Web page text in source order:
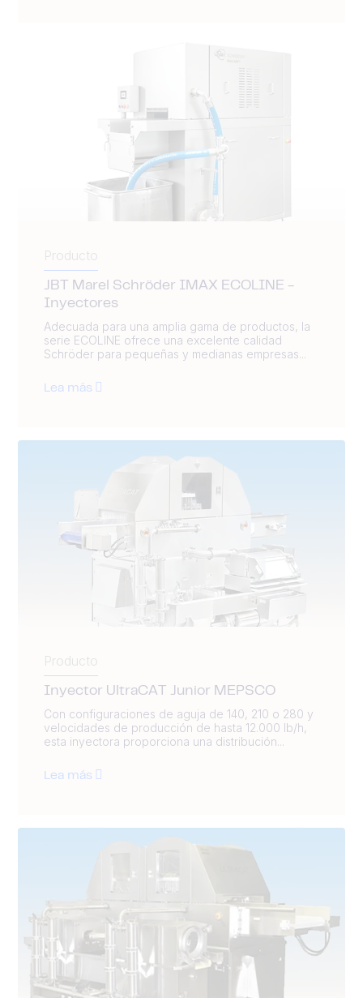
Producto
JBT Marel Schröder IMAX ECOLINE -
Inyectores
Adecuada para una amplia gama de productos, la
serie ECOLINE ofrece una excelente calidad
Schröder para pequeñas y medianas empresas...
Lea más
Producto
Inyector UltraCAT Junior MEPSCO
Con configuraciones de aguja de 140, 210 o 280 y
velocidades de producción de hasta 12.000 lb/h,
esta inyectora proporciona una distribución...
Lea más